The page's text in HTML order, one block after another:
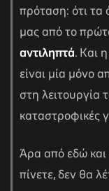
πρόταση: ότι
μας από το
αντιληπτά. Και
είναι μία μόνο
στη λειτουργία
καταστροφικές
Άρα από εδώ και
πίνετε, δεν θα